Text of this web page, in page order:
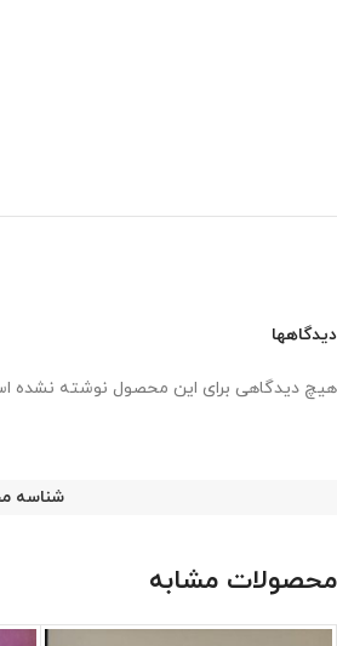
دیدگاهها
هیچ دیدگاهی برای این محصول نوشته نشده
شناسه
محصولات مشابه